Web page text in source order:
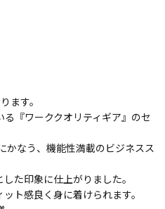
ます。
『ワーククオリティギア』のセ
かなう、機能性満載のビジネスス
た印象に仕上がりました。
ト感良く身に着けられます。